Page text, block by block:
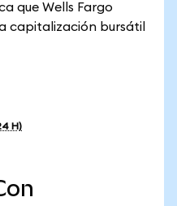
que Wells Fargo
capitalización bursátil
H)